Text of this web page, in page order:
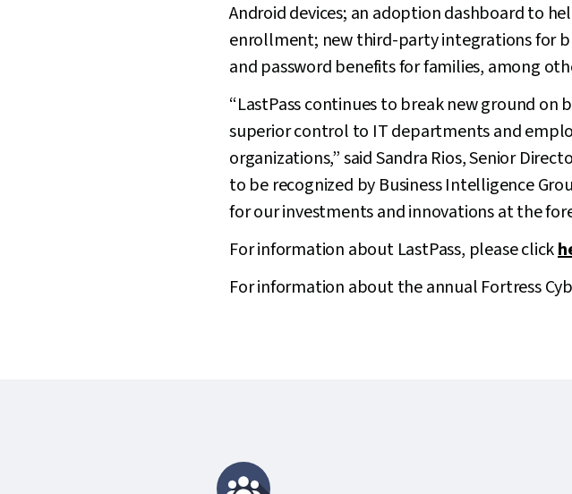
Android devices; an adoption dashboard to
enrollment; new third-party integrations for
and password benefits for families, among
“LastPass continues to break new ground on
superior control to IT departments and
organizations,” said Sandra Rios, Senior
to be recognized by Business Intelligence
for our investments and innovations at the
For information about LastPass, please click
For information about the annual Fortress